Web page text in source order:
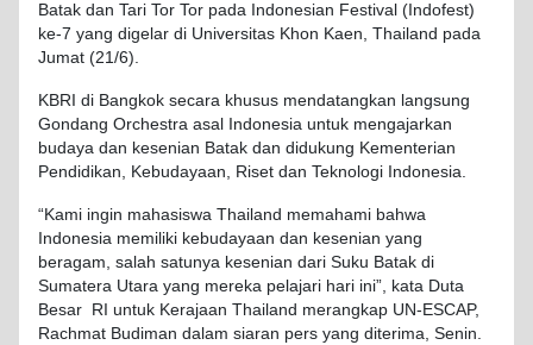
Batak dan Tari Tor Tor pada Indonesian Festival (Indofest)
ke-7 yang digelar di Universitas Khon Kaen, Thailand pada
Jumat (21/6).
KBRI di Bangkok secara khusus mendatangkan langsung
Gondang Orchestra asal Indonesia untuk mengajarkan
budaya dan kesenian Batak dan didukung Kementerian
Pendidikan, Kebudayaan, Riset dan Teknologi Indonesia.
“Kami ingin mahasiswa Thailand memahami bahwa
Indonesia memiliki kebudayaan dan kesenian yang
beragam, salah satunya kesenian dari Suku Batak di
Sumatera Utara yang mereka pelajari hari ini”, kata Duta
Besar RI untuk Kerajaan Thailand merangkap UN-ESCAP,
Rachmat Budiman dalam siaran pers yang diterima, Senin.